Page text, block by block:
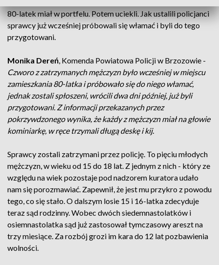
80-latek miał w portfelu. Potem uciekli. Jak ustalili policjanci
sprawcy już wcześniej próbowali się włamać i byli do tego
przygotowani.
Monika Dereń, Komenda Powiatowa Policji w Brzozowie -
Czworo z zatrzymanych mężczyzn było wcześniej w miejscu
zamieszkania 80-latka i próbowało się do niego włamać,
jednak zostali spłoszeni, wrócili dwa dni później, już byli
przygotowani. Z informacji przekazanych przez
pokrzywdzonego wynika, że każdy z mężczyzn miał na głowie
kominiarkę, w ręce trzymali długą deskę i kij.
Sprawcy zostali zatrzymani przez policję. To pięciu młodych
mężczyzn, w wieku od 15 do 18 lat. Z jednym z nich - który ze
względu na wiek pozostaje pod nadzorem kuratora udało
nam się porozmawiać. Zapewnił, że jest mu przykro z powodu
tego, co się stało. O dalszym losie 15 i 16-latka zdecyduje
teraz sąd rodzinny. Wobec dwóch siedemnastolatków i
osiemnastolatka sąd już zastosował tymczasowy areszt na
trzy miesiące. Za rozbój grozi im kara do 12 lat pozbawienia
wolności.